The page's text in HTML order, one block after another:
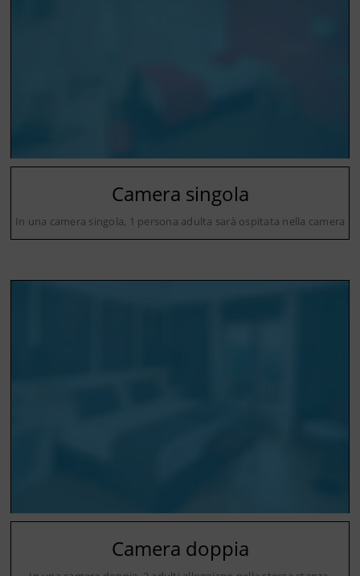
Camera singola
In una camera singola, 1 persona adulta sarà ospitata nella camera
Camera doppia